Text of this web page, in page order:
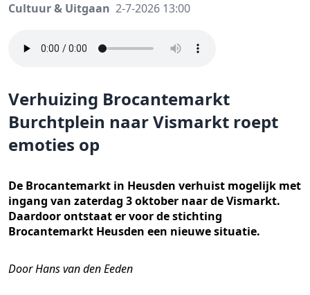
Cultuur & Uitgaan 2-7-2026 13:00
Verhuizing Brocantemarkt
Burchtplein naar Vismarkt roept
emoties op
De Brocantemarkt in Heusden verhuist mogelijk met
ingang van zaterdag 3 oktober naar de Vismarkt.
Daardoor ontstaat er voor de stichting
Brocantemarkt Heusden een nieuwe situatie.
Door Hans van den Eeden